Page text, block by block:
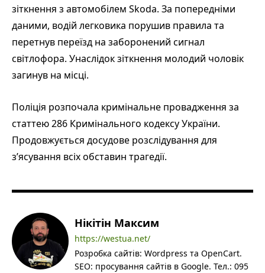
зіткнення з автомобілем Skoda. За попередніми
даними, водій легковика порушив правила та
перетнув переїзд на заборонений сигнал
світлофора. Унаслідок зіткнення молодий чоловік
загинув на місці.
Поліція розпочала кримінальне провадження за
статтею 286 Кримінального кодексу України.
Продовжується досудове розслідування для
з’ясування всіх обставин трагедії.
Нікітін Максим
https://westua.net/
Розробка сайтів: Wordpress та OpenCart.
SEO: просування сайтів в Google. Тел.: 095